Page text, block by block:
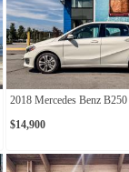
2018 Mercedes Benz
$14,900